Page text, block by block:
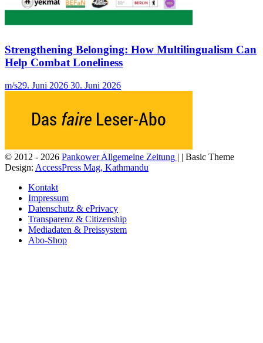
Strengthening Belonging: How Multilingualism Can
Help Combat Loneliness
m/s29. Juni 2026 30. Juni 2026
© 2012 - 2026 Pankower Allgemeine Zeitung | | Basic Theme
Design: AccessPress Mag, Kathmandu
Kontakt
Impressum
Datenschutz & ePrivacy
Transparenz & Citizenship
Mediadaten & Preissystem
Abo-Shop